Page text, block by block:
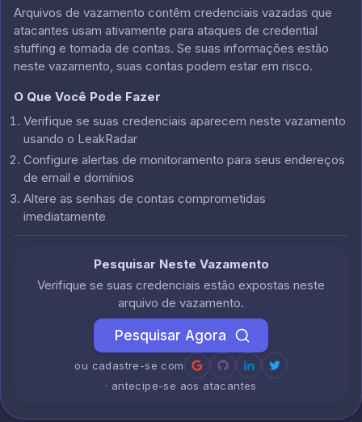
Arquivos de vazamento contêm credenciais vazadas que
atacantes usam ativamente para ataques de credential
stuffing e tomada de contas. Se suas informações estão
neste vazamento, suas contas podem estar em risco.
O Que Você Pode Fazer
Verifique se suas credenciais aparecem neste vazamento
usando o LeakRadar
Configure alertas de monitoramento para seus endereços
de email e domínios
Altere as senhas de contas comprometidas
imediatamente
Pesquisar Neste Vazamento
Verifique se suas credenciais estão expostas neste
arquivo de vazamento.
Pesquisar Agora
ou cadastre-se com
· antecipe-se aos atacantes